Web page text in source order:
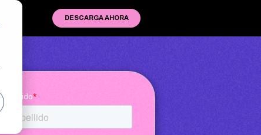
DESCARGA AHORA